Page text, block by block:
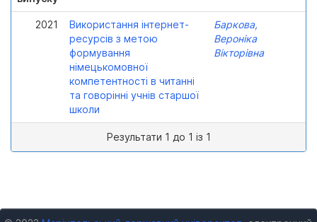
2021
Використання інтернет-
ресурсів з метою
формування
німецькомовної
компетентності в читанні
та говорінні учнів старшої
школи
Баркова,
Вероніка
Вікторівна
Результати 1 до 1 із 1